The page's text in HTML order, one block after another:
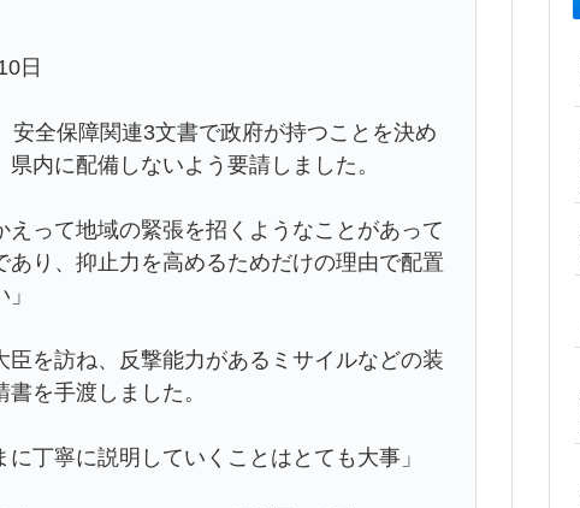
日
全保障関連3文書で政府が持つことを決め
内に配備しないよう要請しました。
って地域の緊張を招くようなことがあって
り、抑止力を高めるためだけの理由で配置
を訪ね、反撃能力があるミサイルなどの装
を手渡しました。
丁寧に説明していくことはとても大事」